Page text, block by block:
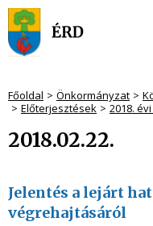
Főoldal Önkormányzat
Előterjesztések
2018.
2018.02.22.
Jelentés a lejárt
végrehajtásáról